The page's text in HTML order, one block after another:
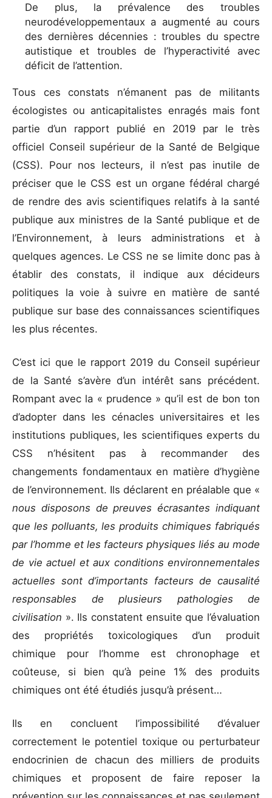
De plus, la prévalence des troubles
neurodéveloppementaux a augmenté au cours
des dernières décennies : troubles du spectre
autistique et troubles de l’hyperactivité avec
déficit de l’attention.
Tous ces constats n’émanent pas de militants
écologistes ou anticapitalistes enragés mais font
partie d’un rapport publié en 2019 par le très
officiel Conseil supérieur de la Santé de Belgique
(CSS). Pour nos lecteurs, il n’est pas inutile de
préciser que le CSS est un organe fédéral chargé
de rendre des avis scientifiques relatifs à la santé
publique aux ministres de la Santé publique et de
l’Environnement, à leurs administrations et à
quelques agences. Le CSS ne se limite donc pas à
établir des constats, il indique aux décideurs
politiques la voie à suivre en matière de santé
publique sur base des connaissances scientifiques
les plus récentes.
C’est ici que le rapport 2019 du Conseil supérieur
de la Santé s’avère d’un intérêt sans précédent.
Rompant avec la « prudence » qu’il est de bon ton
d’adopter dans les cénacles universitaires et les
institutions publiques, les scientifiques experts du
CSS n’hésitent pas à recommander des
changements fondamentaux en matière d’hygiène
de l’environnement. Ils déclarent en préalable que «
nous disposons de preuves écrasantes indiquant
que les polluants, les produits chimiques fabriqués
par l’homme et les facteurs physiques liés au mode
de vie actuel et aux conditions environnementales
actuelles sont d’importants facteurs de causalité
responsables de plusieurs pathologies de
civilisation ». Ils constatent ensuite que l’évaluation
des propriétés toxicologiques d’un produit
chimique pour l’homme est chronophage et
coûteuse, si bien qu’à peine 1% des produits
chimiques ont été étudiés jusqu’à présent…
Ils en concluent l’impossibilité d’évaluer
correctement le potentiel toxique ou perturbateur
endocrinien de chacun des milliers de produits
chimiques et proposent de faire reposer la